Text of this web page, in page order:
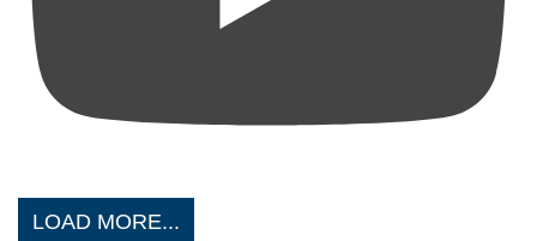
LOAD MORE...